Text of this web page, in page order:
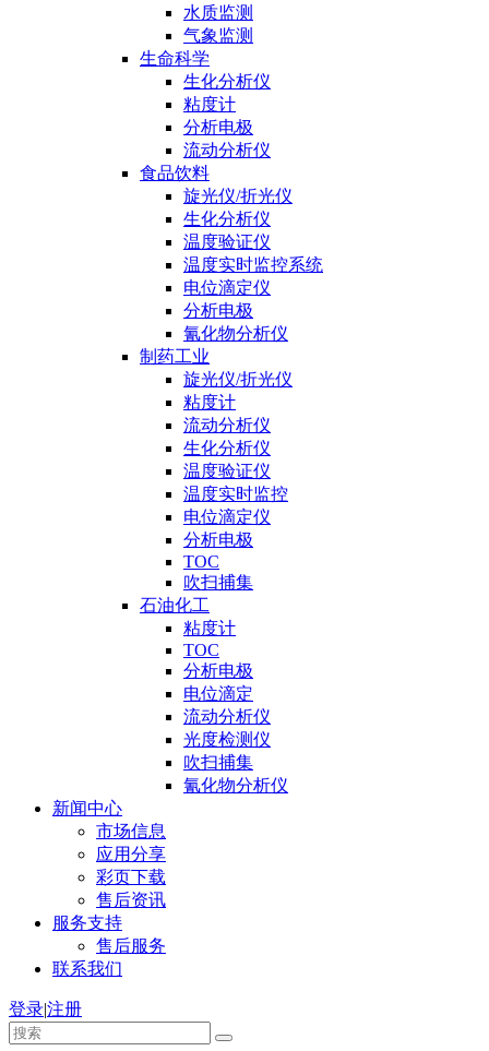
水质监测
气象监测
生命科学
生化分析仪
粘度计
分析电极
流动分析仪
食品饮料
旋光仪/折光仪
生化分析仪
温度验证仪
温度实时监控系统
电位滴定仪
分析电极
氰化物分析仪
制药工业
旋光仪/折光仪
粘度计
流动分析仪
生化分析仪
温度验证仪
温度实时监控
电位滴定仪
分析电极
TOC
吹扫捕集
石油化工
粘度计
TOC
分析电极
电位滴定
流动分析仪
光度检测仪
吹扫捕集
氰化物分析仪
新闻中心
市场信息
应用分享
彩页下载
售后资讯
服务支持
售后服务
联系我们
登录|注册